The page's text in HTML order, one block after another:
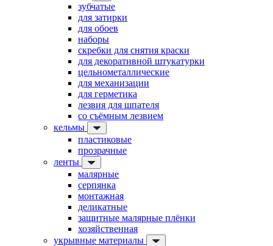
зубчатые
для затирки
для обоев
наборы
скребки для снятия краски
для декоративной штукатурки
цельнометаллические
для механизации
для герметика
лезвия для шпателя
со съёмным лезвием
кельмы
пластиковые
прозрачные
ленты
малярные
серпянка
монтажная
деликатные
защитные малярные плёнки
хозяйственная
укрывные материалы